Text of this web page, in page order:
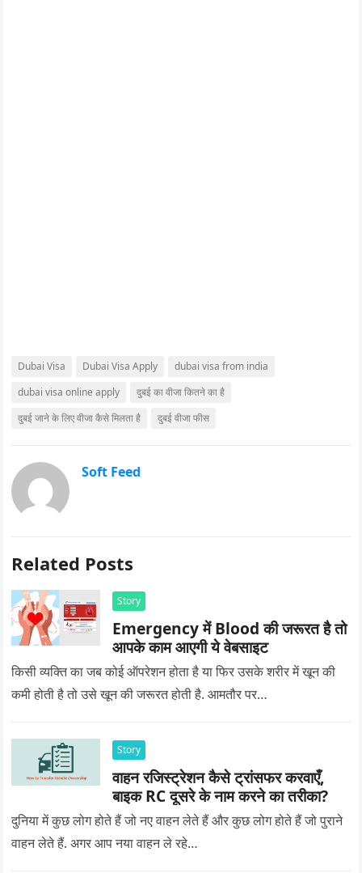
Dubai Visa Dubai Visa Apply
dubai visa from india
dubai visa online apply
दुबई का वीजा कितने का है
दुबई जाने के लिए वीजा कैसे मिलता है
दुबई वीजा फीस
Soft Feed
Related Posts
Story
Emergency में Blood की जरूरत है तो
आपके काम आएगी ये वेबसाइट
किसी व्यक्ति का जब कोई ऑपरेशन होता है या फिर उसके शरीर में खून की
कमी होती है तो उसे खून की जरूरत होती है. आमतौर पर…
Story
वाहन रजिस्ट्रेशन कैसे ट्रांसफर करवाएँ,
बाइक RC दूसरे के नाम करने का तरीका?
दुनिया में कुछ लोग होते हैं जो नए वाहन लेते हैं और कुछ लोग होते हैं जो पुराने
वाहन लेते हैं. अगर आप नया वाहन ले रहे…